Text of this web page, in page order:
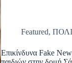
Featured,
Επικίνδυνα Fake